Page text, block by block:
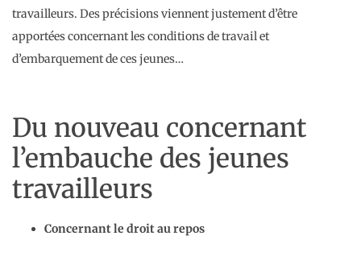
travailleurs. Des précisions viennent justement d’être
apportées concernant les conditions de travail et
d’embarquement de ces jeunes…
Du nouveau concernant
l’embauche des jeunes
travailleurs
Concernant le droit au repos